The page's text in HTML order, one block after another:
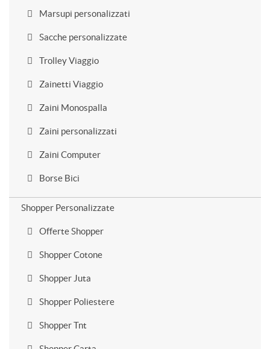
Marsupi personalizzati
Sacche personalizzate
Trolley Viaggio
Zainetti Viaggio
Zaini Monospalla
Zaini personalizzati
Zaini Computer
Borse Bici
Shopper Personalizzate
Offerte Shopper
Shopper Cotone
Shopper Juta
Shopper Poliestere
Shopper Tnt